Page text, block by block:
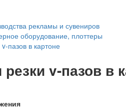
рекламы и сувениров
оборудование, плоттеры
пазов в картоне
v-пазов в